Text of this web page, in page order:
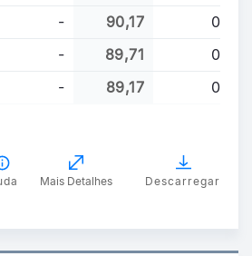
- 90,17
0
- 89,71
0
- 89,17 0
Mais Detalhes Descarregar